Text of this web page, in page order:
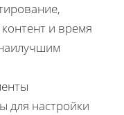
и время
для настройки